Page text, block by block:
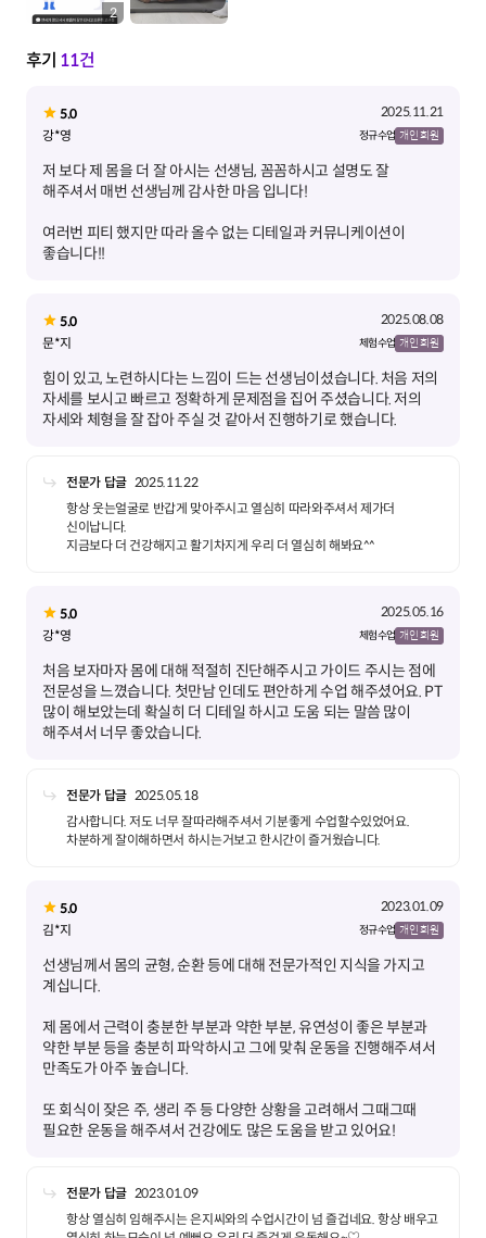
2
후기 11건
5.0
2025.11.21
강*영
정규 수업 개인 회원
저 보다 제 몸을 더 잘 아시는 선생님, 꼼꼼하시고 설명도 잘
여러번 피티 했지만 따라 올수 없는 디테일과 커뮤니케이션이
좋습니다!!
5.0
2025.08.08
문*지
체험 수업 개인 회원
힘이 있고, 노련하시다는 느낌이 드는 선생님이셨습니다. 처음 저의
자세를 보시고 빠르고 정확하게 문제점을 집어 주셨습니다. 저의
자세와 체형을 잘 잡아 주실 것 같아서 진행하기로 했습니다.
전문가 답글 2025.11.22
항상 웃는얼굴로 반갑게 맞아주시고 열심히 따라와주셔서 제가더
신이납니다.
지금보다 더 건강해지고 활기차지게 우리 더 열심히 해봐요^^
5.0
2025.05.16
강*영
체험 수업 개인 회원
처음 보자마자 몸에 대해 적절히 진단해주시고 가이드 주시는 점에
전문성을 느꼈습니다. 첫만남 인데도 편안하게 수업 해주셨어요. PT
많이 해보았는데 확실히 더 디테일 하시고 도움 되는 말씀 많이
해주셔서 너무 좋았습니다.
전문가 답글 2025.05.18
감사합니다. 저도 너무 잘따라해주셔서 기분좋게 수업할수있었어요.
차분하게 잘이해하면서 하시는거보고 한시간이 즐거웠습니다.
5.0
2023.01.09
김*지
정규 수업 개인 회원
선생님께서 몸의 균형, 순환 등에 대해 전문가적인 지식을 가지고
제 몸에서 근력이 충분한 부분과 약한 부분, 유연성이 좋은 부분과
약한 부분 등을 충분히 파악하시고 그에 맞춰 운동을 진행해주셔서
또 회식이 잦은 주, 생리 주 등 다양한 상황을 고려해서 그때그때
필요한 운동을 해주셔서 건강에도 많은 도움을 받고 있어요!
전문가 답글 2023.01.09
항상 열심히 임해주시는 은지씨와의 수업시간이 넘 즐겁네요. 항상 배우고